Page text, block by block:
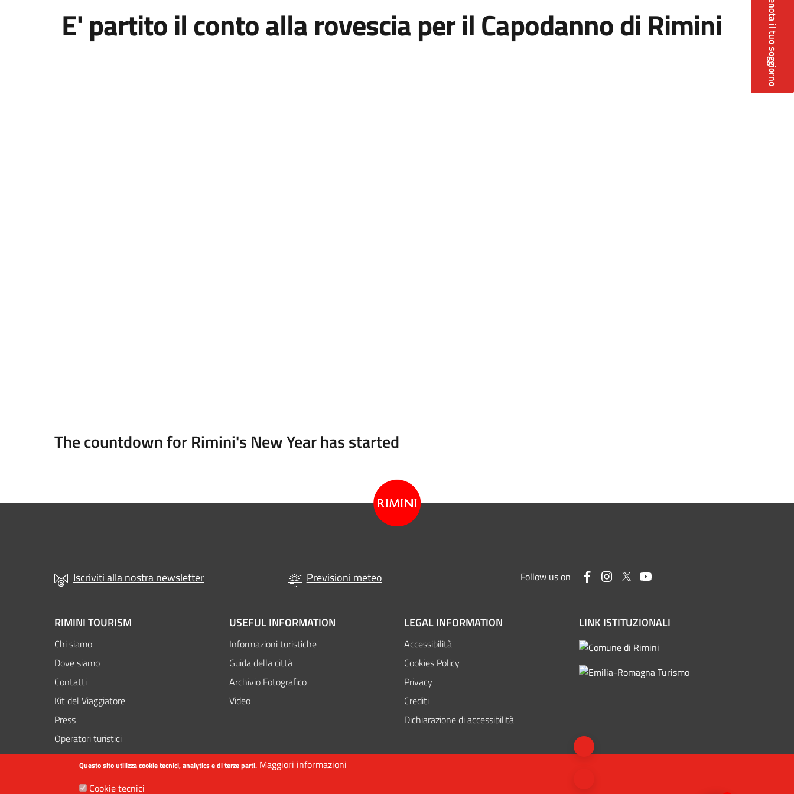
Prenota il tuo soggiorno
E' partito il conto alla rovescia per il Capodanno di Rimini
The countdown for Rimini's New Year has started
Iscriviti alla nostra newsletter Previsioni meteo Follow us on FacebookInstagram
Twitter
RIMINI TOURISM
Chi siamo
Dove siamo
Contatti
Kit del Viaggiatore
Press
Operatori turistici
Organizzatori di eventi
USEFUL INFORMATION
Informazioni turistiche
Guida della città
Archivio Fotografico
Video
LEGAL INFORMATION
Accessibilità
Cookies Policy
Privacy
Crediti
Dichiarazione di accessibilità
LINK ISTITUZIONALI
Questo sito utilizza cookie tecnici, analytics e di terze parti. Maggiori informazioni
Cookie tecnici